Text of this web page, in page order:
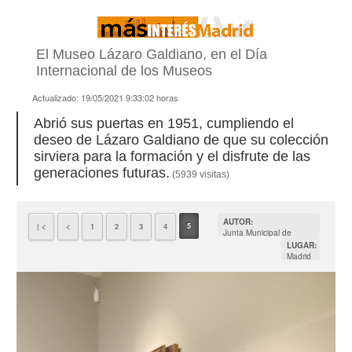
El Museo Lázaro Galdiano, en el Día
Internacional de los Museos
Actualizado: 19/05/2021 9:33:02horas
Abrió sus puertas en 1951, cumpliendo el
deseo de Lázaro Galdiano de que su colección
sirviera para la formación y el disfrute de las
generaciones futuras. (5939 visitas)
| < < 1 2 3 4 5
AUTOR:
Junta Municipal de
LUGAR:
Madrid